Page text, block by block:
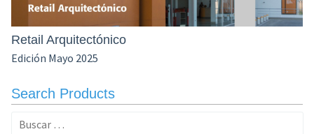
Retail Arquitectónico
Edición Mayo 2025
Search Products
Buscar: